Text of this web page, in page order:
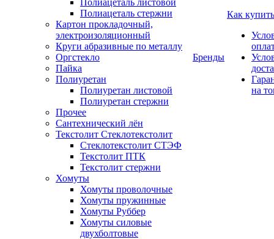
Полиацеталь листовой
Полиацеталь стержни
Картон прокладочный,
электроизоляционный
Круги абразивные по металлу
Оргстекло
Пайка
Полиуретан
Полиуретан листовой
Полиуретан стержни
Прочее
Сантехнический лён
Текстолит Стеклотекстолит
Стеклотекстолит СТЭФ
Текстолит ПТК
Текстолит стержни
Хомуты
Хомуты проволочные
Хомуты пружинные
Хомуты Руббер
Хомуты силовые
двухболтовые
Бренды
Как купить
на